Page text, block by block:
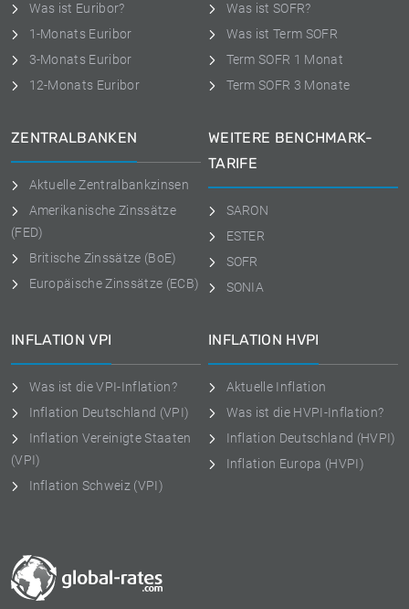
Was ist Euribor?
1-Monats Euribor
3-Monats Euribor
12-Monats Euribor
Was ist SOFR?
Was ist Term SOFR
Term SOFR 1 Monat
Term SOFR 3 Monate
ZENTRALBANKEN
Aktuelle Zentralbankzinsen
Amerikanische Zinssätze
(FED)
Britische Zinssätze (BoE)
Europäische Zinssätze (ECB)
WEITERE BENCHMARK-
TARIFE
SARON
ESTER
SOFR
SONIA
INFLATION VPI
Was ist die VPI-Inflation?
Inflation Deutschland (VPI)
Inflation Vereinigte Staaten
(VPI)
Inflation Schweiz (VPI)
INFLATION HVPI
Aktuelle Inflation
Was ist die HVPI-Inflation?
Inflation Deutschland (HVPI)
Inflation Europa (HVPI)